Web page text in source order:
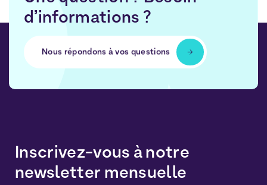
d’informations ?
Nous répondons à vos questions
Inscrivez-vous à notre
newsletter mensuelle